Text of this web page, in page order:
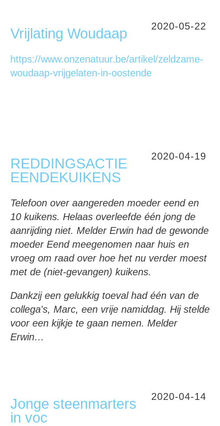
2020-05-22
Vrijlating Woudaap
https://www.onzenatuur.be/artikel/zeldzame-
woudaap-vrijgelaten-in-oostende
2020-04-19
REDDINGSACTIE
EENDEKUIKENS
Telefoon over aangereden moeder eend en
10 kuikens. Helaas overleefde één jong de
aanrijding niet. Melder Erwin had de gewonde
moeder Eend meegenomen naar huis en
vroeg om raad over hoe het nu verder moest
met de (niet-gevangen) kuikens.
Dankzij een gelukkig toeval had één van de
collega's, Marc, een vrije namiddag. Hij stelde
voor een kijkje te gaan nemen. Melder
Erwin…
2020-04-14
Jonge steenmarters
in voc